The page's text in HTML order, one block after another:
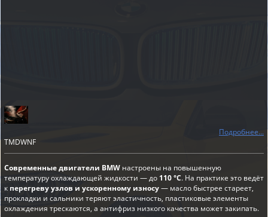
Подробнее...
TMDWNF
Современные двигатели BMW настроены на повышенную
температуру охлаждающей жидкости — до 110 °C. На практике это ведёт
к перегреву узлов и ускоренному износу— масло быстрее стареет,
прокладки и сальники теряют эластичность, пластиковые элементы
охлаждения трескаются, а антифриз низкого качества может закипать.